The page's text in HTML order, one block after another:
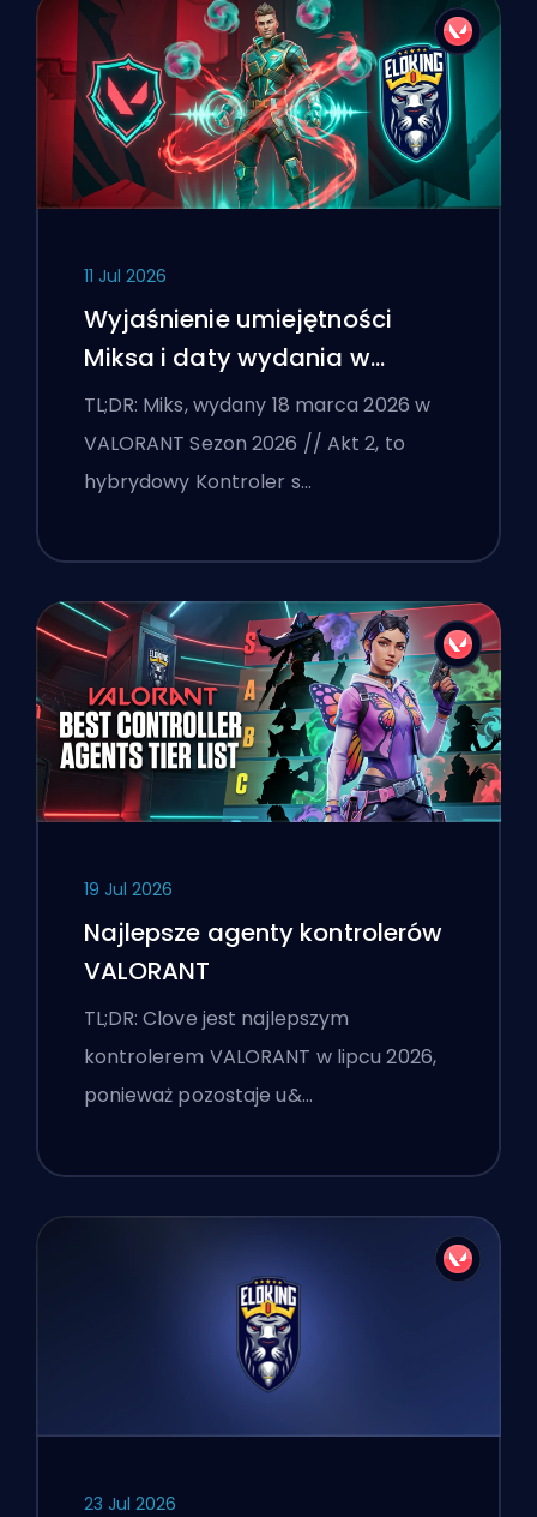
11 Jul 2026
Wyjaśnienie umiejętności
Miksa i daty wydania w
VALORANT
TL;DR: Miks, wydany 18 marca 2026 w
VALORANT Sezon 2026 // Akt 2, to
hybrydowy Kontroler s…
19 Jul 2026
Najlepsze agenty kontrolerów
VALORANT
TL;DR: Clove jest najlepszym
kontrolerem VALORANT w lipcu 2026,
ponieważ pozostaje u&…
23 Jul 2026